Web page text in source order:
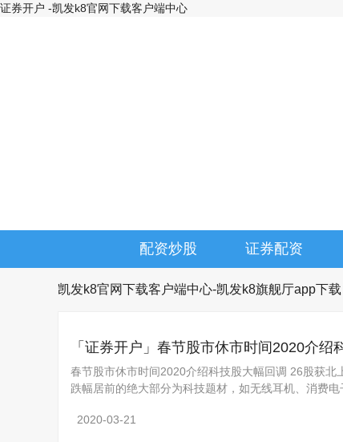
证券开户 -凯发k8官网下载客户端中心
配资炒股 证券配资
凯发k8官网下载客户端中心-凯发k8旗舰厅app下载
「证券开户」 春节股市休市时间2020介绍
春节股市休市时间2020介绍科技股大幅回调 26股获
跌幅居前的绝大部分为科技题材，如无线耳机、消费电
2020-03-21